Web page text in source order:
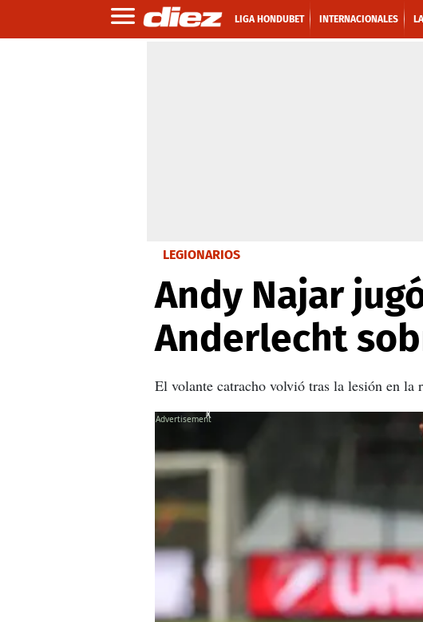
LIGA HONDUBET INTERNACIONALES
LEGIONARIOS
Andy Najar
Anderlecht
El volante catracho volvió tras la lesión en
X